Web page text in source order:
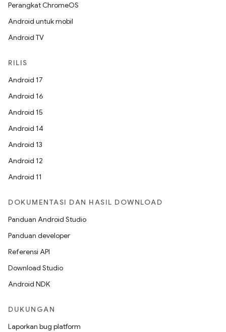
Perangkat ChromeOS
Android untuk mobil
Android TV
RILIS
Android 17
Android 16
Android 15
Android 14
Android 13
Android 12
Android 11
DOKUMENTASI DAN HASIL DOWNLOAD
Panduan Android Studio
Panduan developer
Referensi API
Download Studio
Android NDK
DUKUNGAN
Laporkan bug platform